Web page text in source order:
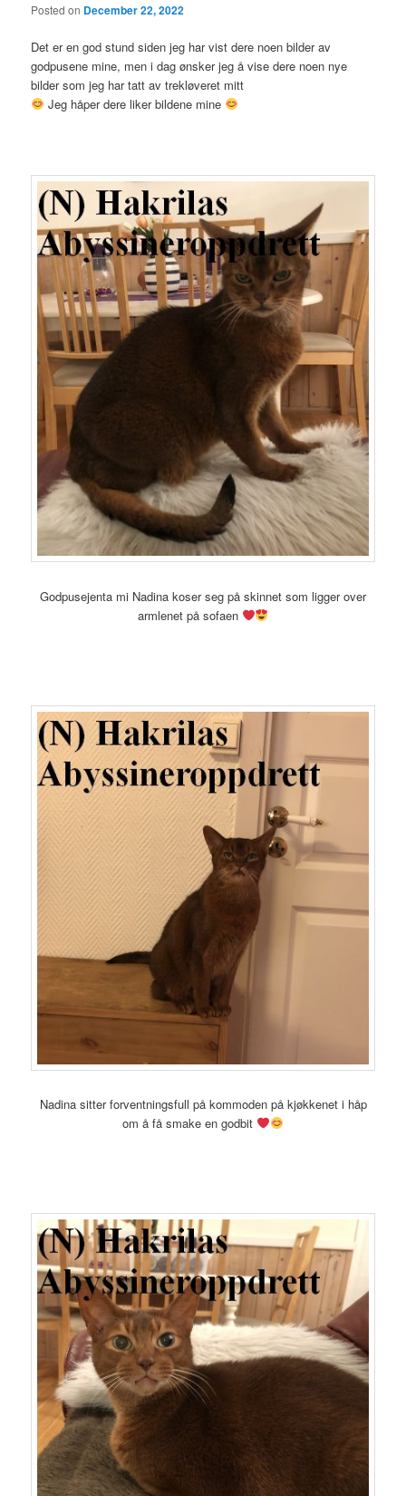
Posted on December 22, 2022
Det er en god stund siden jeg har vist dere noen bilder av
godpusene mine, men i dag ønsker jeg å vise dere noen nye
bilder som jeg har tatt av trekløveret mitt
Jeg håper dere liker bildene mine
Godpusejenta mi Nadina koser seg på skinnet som ligger over
armlenet på sofaen
Nadina sitter forventningsfull på kommoden på kjøkkenet i håp
om å få smake en godbit